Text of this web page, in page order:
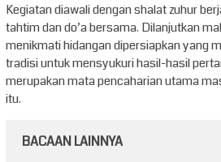
Kegiatan diawali dengan shalat zuhur
tahtim dan do’a bersama. Dilanjutkan
menikmati hidangan dipersiapkan yang
tradisi untuk mensyukuri hasil-hasil
merupakan mata pencaharian utama
itu.
BACAAN LAINNYA